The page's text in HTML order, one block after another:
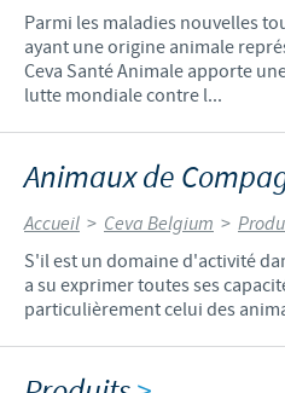
Parmi les maladies nouvelles
ayant une origine animale
Ceva Santé Animale apporte
lutte mondiale contre l...
Animaux de
Accueil > Ceva Belgium >
S'il est un domaine d'activité
a su exprimer toutes ses
particulièrement celui des